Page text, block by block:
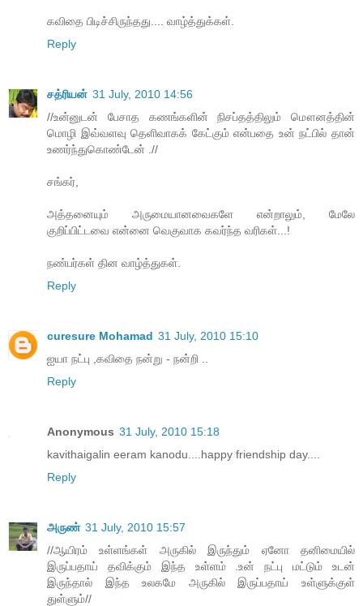
கவிதை பிடிச்சிருந்தது.... வாழ்த்துக்கள்.
Reply
சத்ரியன் 31 July, 2010 14:56
//உன்னுடன் பேசாத கணங்களின் நிசப்தத்திலும் மௌனத்தின்
மொழி இவ்வளவு தெளிவாகக் கேட்கும் என்பதை உன் நட்பில் தான்
உணர்ந்துகொண்டேன் .//
சங்கர்,
அத்தனையும் அருமையானவைகளே என்றாலும், மேலே
குறிப்பிட்டவை என்னை வெகுவாக கவர்ந்த வரிகள்...!
நண்பர்கள் தின வாழ்த்துகள்.
Reply
curesure Mohamad 31 July, 2010 15:10
ஐயா நட்பு ,கவிதை நன்று - நன்றி ..
Reply
Anonymous 31 July, 2010 15:18
kavithaigalin eeram kanodu....happy friendship day....
Reply
அருண் 31 July, 2010 15:57
//ஆயிரம் உள்ளங்கள் அருகில் இருந்தும் ஏனோ தனிமையில்
இருப்பதாய் தவிக்கும் இந்த உள்ளம் .உன் நட்பு மட்டும் உடன்
இருந்தால் இந்த உலகமே அருகில் இருப்பதாய் உள்ளுக்குள்
துள்ளும்//